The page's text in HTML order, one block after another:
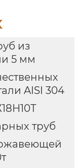
из
5 мм
AISI 304
труб